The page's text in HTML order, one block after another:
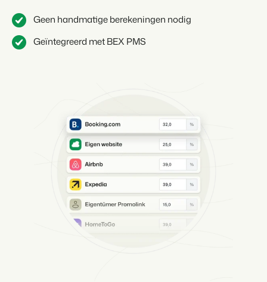
Geen handmatige berekeningen nodig
Geïntegreerd met BEX PMS